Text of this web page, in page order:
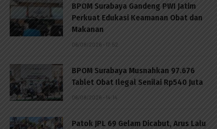
BPOM Surabaya Gandeng PWI Jatim
Perkuat Edukasi Keamanan Obat dan
Makanan
06/08/2026 - 17:52
BPOM Surabaya Musnahkan 97.676
Tablet Obat Ilegal Senilai Rp540 Juta
06/08/2026 - 14:14
Patok JPL 69 Gelam Dicabut, Arus Lalu